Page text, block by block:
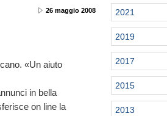
26 maggio 2008
«Un aiuto
in bella
on line la
2021
2019
2017
2015
2013